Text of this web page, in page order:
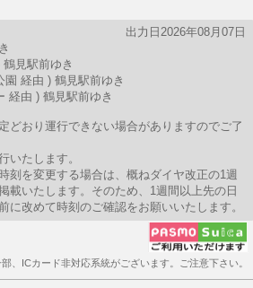
出力日2026年08月07日
見駅前ゆき
経由 ) 鶴見駅前ゆき
経由 ) 鶴見駅前ゆき
おり運行できない場合がありますのでご了
たします。
刻を変更する場合は、概ねダイヤ改正の1週
載いたします。そのため、1週間以上先の日
に改めて時刻のご確認をお願いいたします。
、ICカード非対応系統がございます。ご注意下さい。